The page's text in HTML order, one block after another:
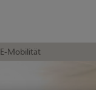
E-Mobilität